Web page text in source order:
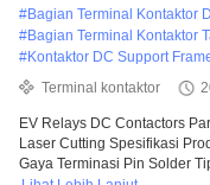
#Bagian Terminal Kontaktor
#Bagian Terminal Kontaktor
#Kontaktor DC Support
Terminal kontaktor
EV Relays DC Contactors
Laser Cutting Spesifikasi
Gaya Terminasi Pin Solder